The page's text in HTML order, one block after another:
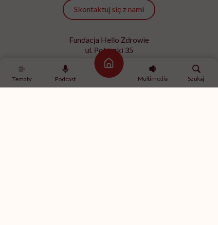
Tematy Podcast
Strona główna
Multimedia
Szukaj
Skontaktuj się z nami
Fundacja Hello Zdrowie
ul. Poleczki 35
02-822 Warszawa
NIP 9512613236
Kontakt z redakcją